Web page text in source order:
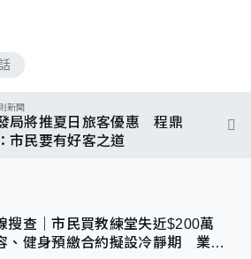
新聞
局將推夏日旅客優惠 程鼎
市民要有好客之道
搜查｜市民買教練堂失近$200萬
、健身預繳合約擬設冷靜期 業界